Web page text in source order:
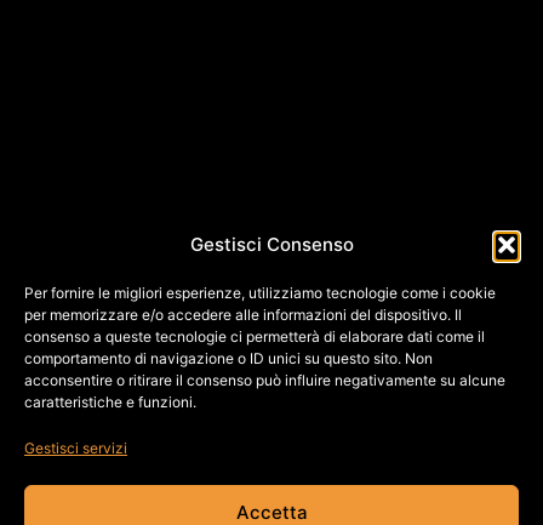
Gestisci Consenso
Per fornire le migliori esperienze, utilizziamo tecnologie come i cookie
per memorizzare e/o accedere alle informazioni del dispositivo. Il
consenso a queste tecnologie ci permetterà di elaborare dati come il
comportamento di navigazione o ID unici su questo sito. Non
acconsentire o ritirare il consenso può influire negativamente su alcune
caratteristiche e funzioni.
Gestisci servizi
Accetta